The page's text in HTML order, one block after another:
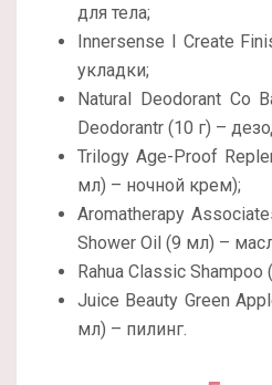
для тела;
Innersense I Create
укладки;
Natural Deodorant Co
Deodorantr (10 г) –
Trilogy Age-Proof
мл) – ночной крем);
Aromatherapy
Shower Oil (9 мл) –
Rahua Classic
Juice Beauty Green
мл) – пилинг.